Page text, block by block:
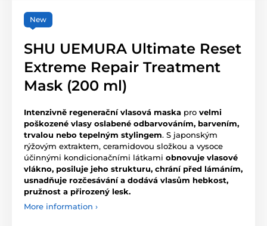
New
SHU UEMURA Ultimate Reset
Extreme Repair Treatment
Mask (200 ml)
Intenzivně regenerační vlasová maska pro velmi
poškozené vlasy oslabené odbarvováním, barvením,
trvalou nebo tepelným stylingem. S japonským
rýžovým extraktem, ceramidovou složkou a vysoce
účinnými kondicionačními látkami obnovuje vlasové
vlákno, posiluje jeho strukturu, chrání před lámáním,
usnadňuje rozčesávání a dodává vlasům hebkost,
pružnost a přirozený lesk.
More information ›